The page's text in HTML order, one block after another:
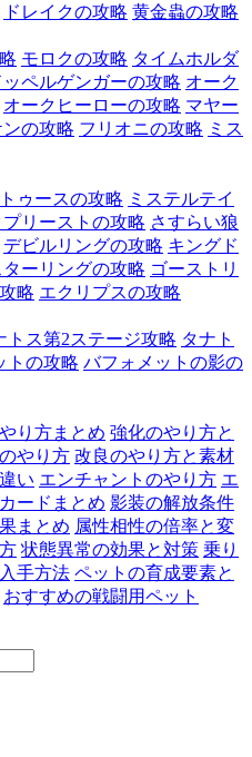
ドレイクの攻略 黄金蟲の攻略
モロクの攻略 タイムホルダ
ッペルゲンガーの攻略 オーク
オークヒーローの攻略 マヤー
の攻略 フリオニの攻略 ミス
ゥースの攻略 ミステルテイ
プリーストの攻略 さすらい狼
デビルリングの攻略 キングド
ターリングの攻略 ゴーストリ
略 エクリプスの攻略
トス第2ステージ攻略 タナト
トの攻略 バフォメットの影の
り方まとめ 強化のやり方と
やり方 改良のやり方と素材
い エンチャントのやり方 エ
ードまとめ 影装の解放条件
まとめ 属性相性の倍率と変
状態異常の効果と対策 乗り
手方法 ペットの育成要素と
おすすめの戦闘用ペット